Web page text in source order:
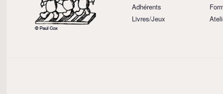
Adhérents
Livres/Jeux